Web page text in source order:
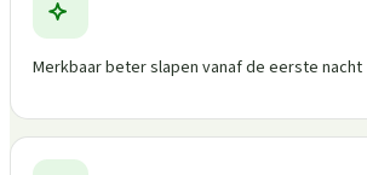
Merkbaar beter slapen vanaf de eerste nacht